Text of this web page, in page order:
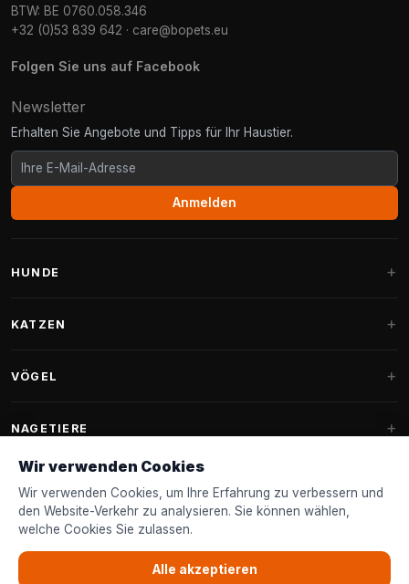
BTW: BE 0760.058.346
+32 (0)53 839 642 · care@bopets.eu
Folgen Sie uns auf Facebook
Newsletter
Erhalten Sie Angebote und Tipps für Ihr Haustier.
Anmelden
HUNDE
Fantail Hundebetten
Halsbänder & Leinen
Shampoo & Pflege
KATZEN
Kratzbäume
Kratzbäume für Maine Coon
Kratzbaum-Ersatzteile
Kratztonnen
Katzenbetten
VÖGEL
Futterhäuschen
Nistkästen & Nistmaterial
Gartenvogelfutter
NAGETIERE
Kaninchenfutter
Nagerfutter
Zubehör
FANTAIL
KUNDENSERVICE
Wir verwenden Cookies
Wir verwenden Cookies, um Ihre Erfahrung zu verbessern und
den Website-Verkehr zu analysieren. Sie können wählen,
welche Cookies Sie zulassen.
Alle akzeptieren